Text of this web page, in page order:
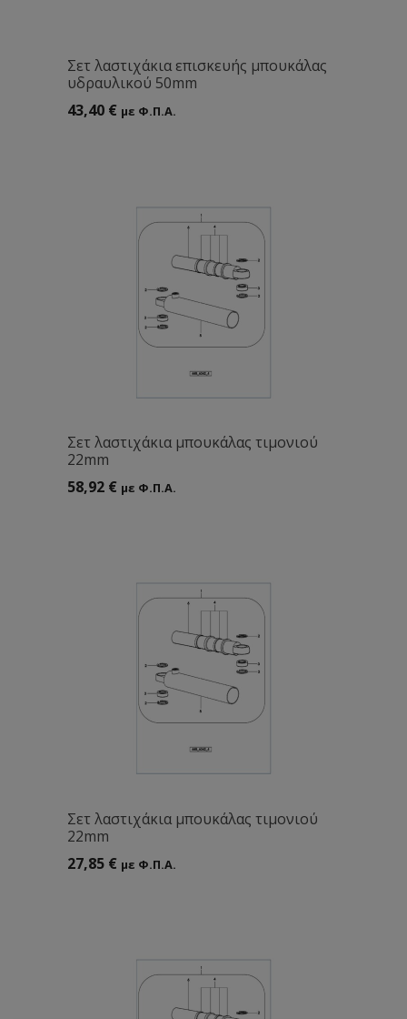
Σετ λαστιχάκια επισκευής μπουκάλας
υδραυλικού 50mm
43,40 € με Φ.Π.Α.
Σετ λαστιχάκια μπουκάλας τιμονιού
22mm
58,92 € με Φ.Π.Α.
Σετ λαστιχάκια μπουκάλας τιμονιού
22mm
27,85 € με Φ.Π.Α.